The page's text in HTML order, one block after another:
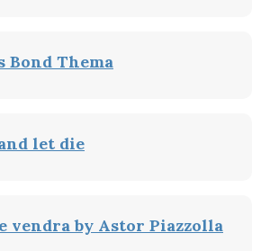
Bond Thema
let die
vendra by Astor Piazzolla